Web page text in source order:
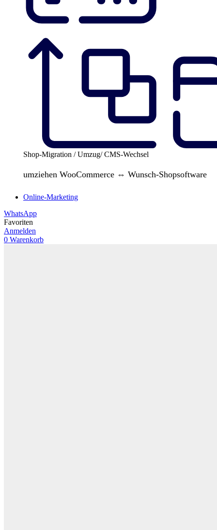
Shop-Migration / Umzug/ CMS-Wechsel
umziehen WooCommerce ⇔ Wunsch-Shopsoftware
Online-Marketing
WhatsApp
Favoriten
Anmelden
0 Warenkorb